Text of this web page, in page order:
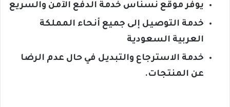
يوفر موقع نسناس خدمة الدفع الآمن والسريع
خدمة التوصيل إلى جميع أنحاء المملكة
العربية السعودية
خدمة الاسترجاع والتبديل في حال عدم الرضا
عن المنتجات.